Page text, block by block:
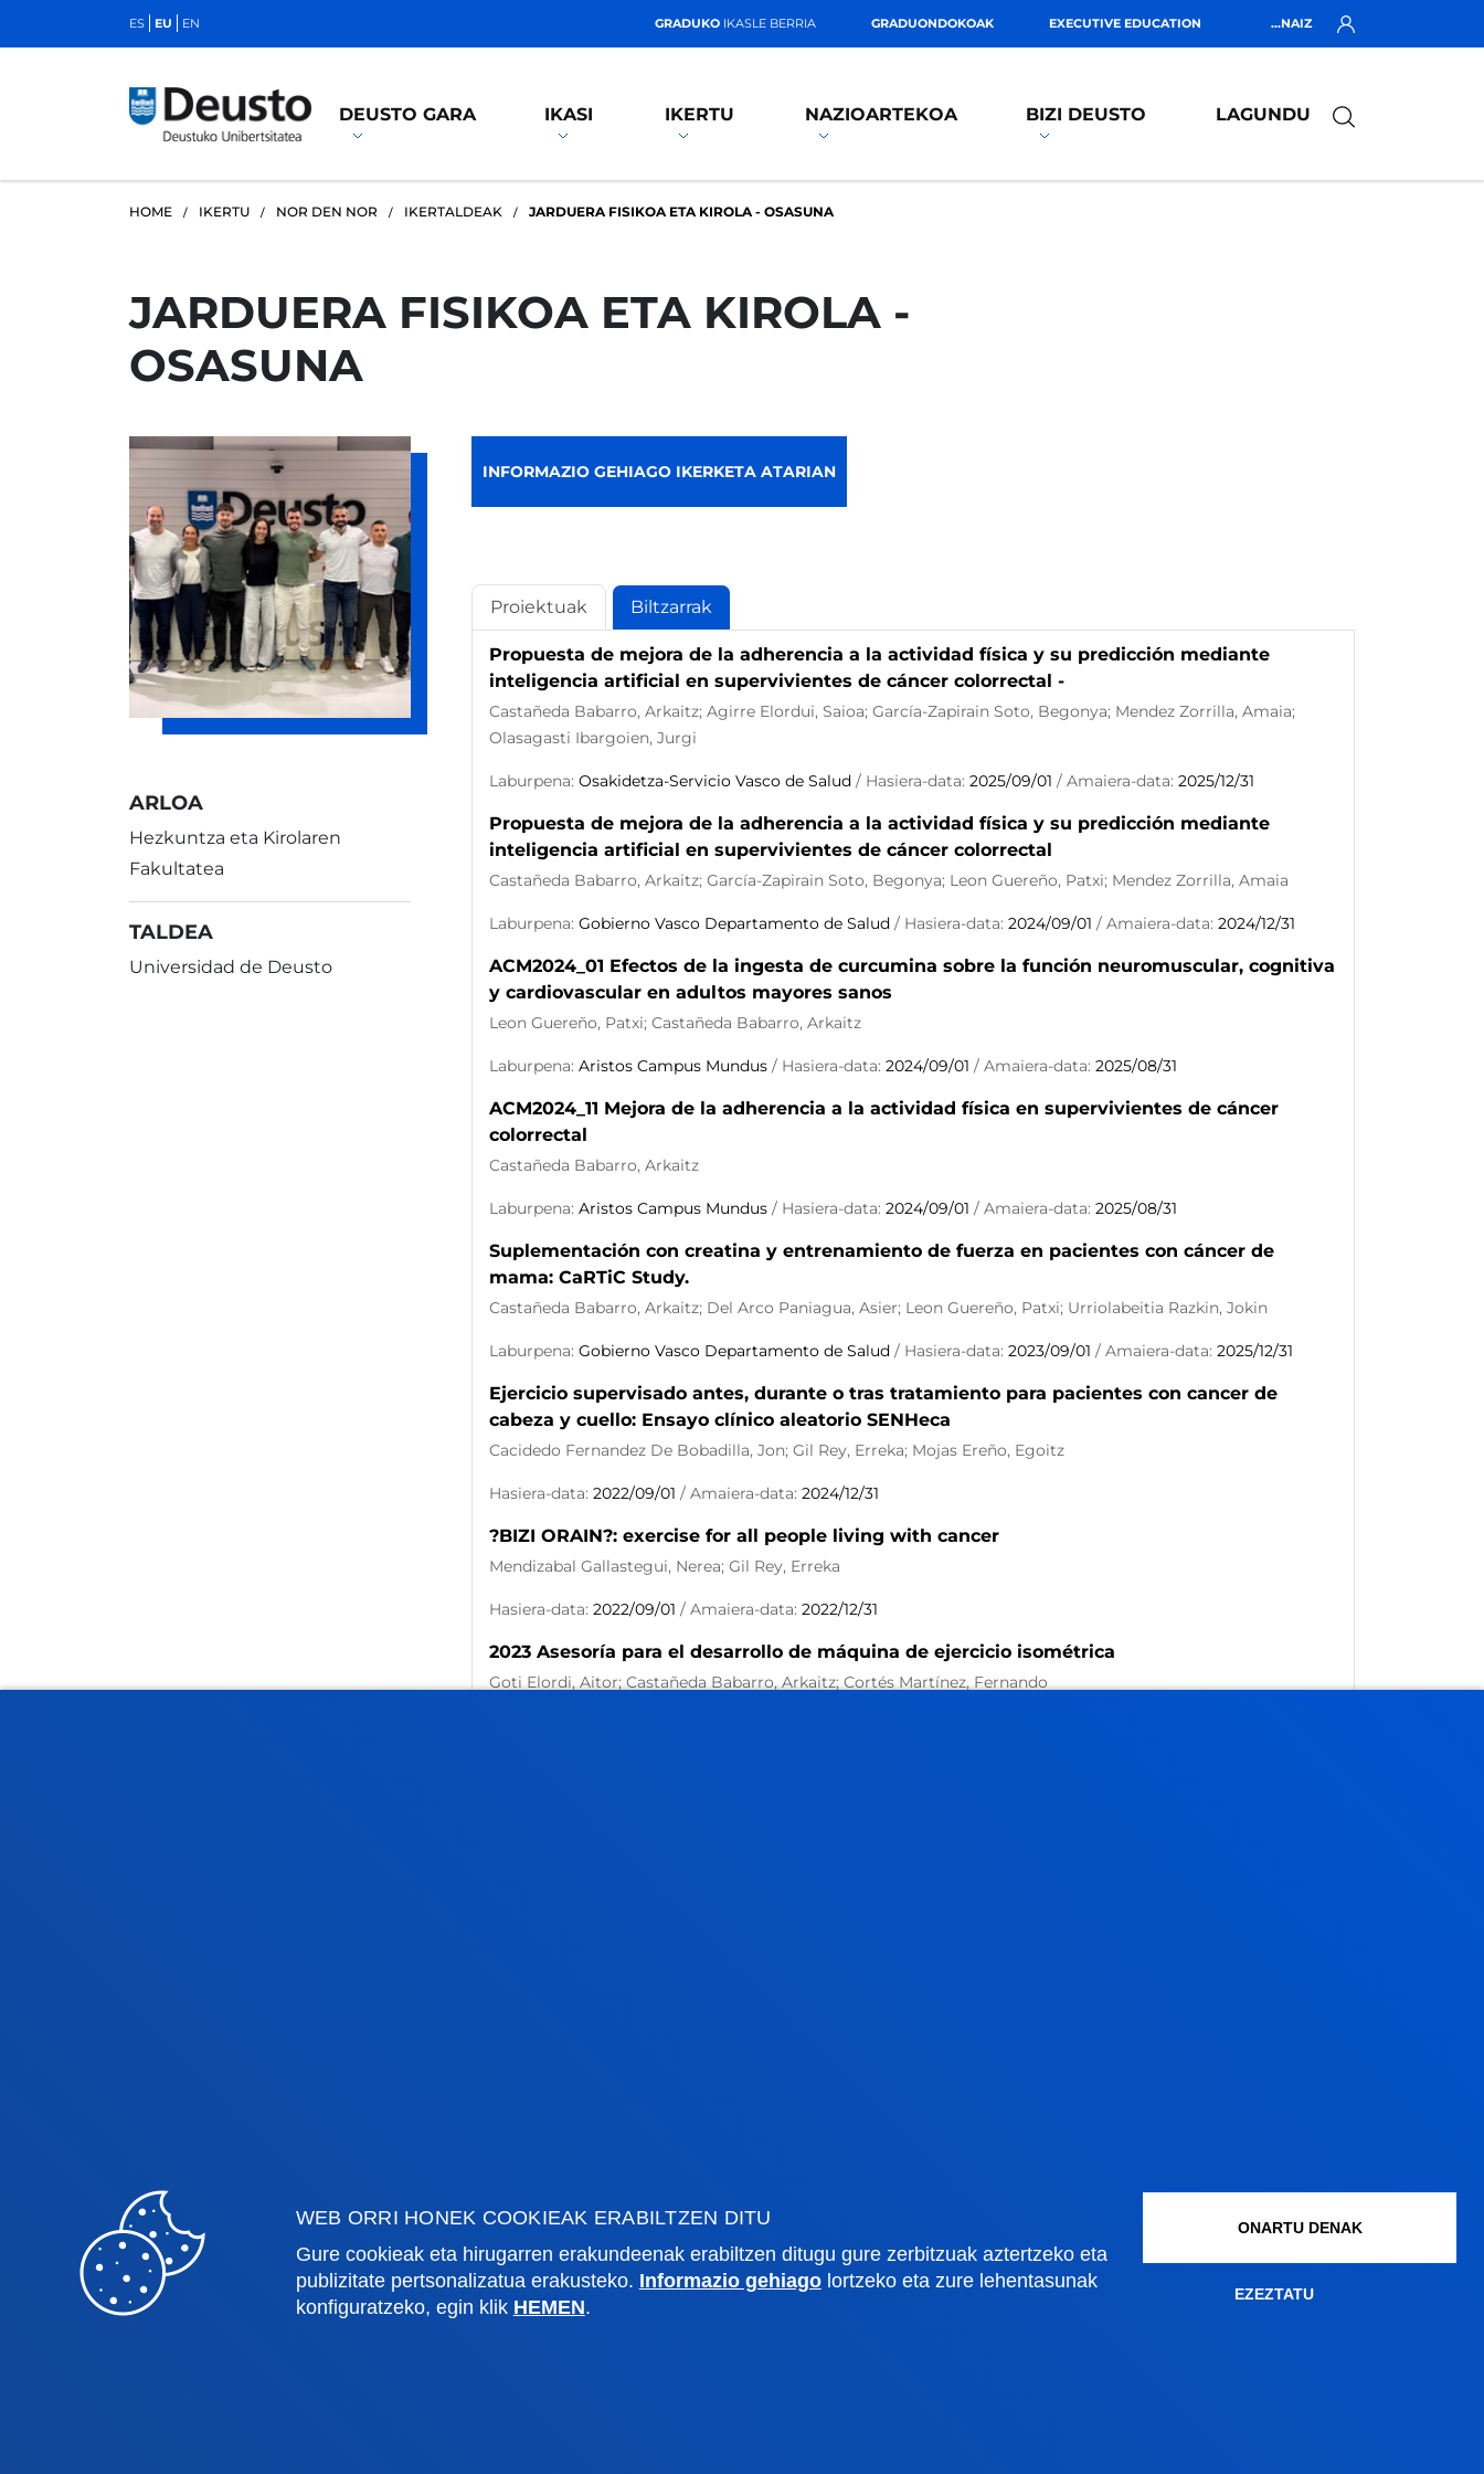
WEB ORRI HONEK COOKIEAK ERABILTZEN DITU
Gure cookieak eta hirugarren erakundeenak erabiltzen ditugu gure zerbitzuak aztertzeko eta
publizitate pertsonalizatua erakusteko. Informazio gehiagolortzeko eta zure lehentasunak
konfiguratzeko, egin klik HEMEN.
ONARTU DENAK
EZEZTATU
ES EU EN GRADUKO IKASLE BERRIA GRADUONDOKOAK EXECUTIVE EDUCATION ...NAIZ
DEUSTO GARA IKASI IKERTU NAZIOARTEKOA BIZI DEUSTO LAGUNDU
HOME IKERTU NOR DEN NOR IKERTALDEAK JARDUERA FISIKOA ETA KIROLA - OSASUNA
JARDUERA FISIKOA ETA KIROLA -
OSASUNA
ARLOA
Hezkuntza eta Kirolaren
Fakultatea
TALDEA
Universidad de Deusto
INFORMAZIO GEHIAGO IKERKETA ATARIAN
Proiektuak Biltzarrak
Propuesta de mejora de la adherencia a la actividad física y su predicción mediante
inteligencia artificial en supervivientes de cáncer colorrectal -
Castañeda Babarro, Arkaitz; Agirre Elordui, Saioa; García-Zapirain Soto, Begonya; Mendez Zorrilla, Amaia;
Olasagasti Ibargoien, Jurgi
Laburpena: Osakidetza-Servicio Vasco de Salud / Hasiera-data: 2025/09/01 / Amaiera-data: 2025/12/31
Propuesta de mejora de la adherencia a la actividad física y su predicción mediante
inteligencia artificial en supervivientes de cáncer colorrectal
Castañeda Babarro, Arkaitz; García-Zapirain Soto, Begonya; Leon Guereño, Patxi; Mendez Zorrilla, Amaia
Laburpena: Gobierno Vasco Departamento de Salud / Hasiera-data: 2024/09/01 / Amaiera-data: 2024/12/31
ACM2024_01 Efectos de la ingesta de curcumina sobre la función neuromuscular, cognitiva
y cardiovascular en adultos mayores sanos
Leon Guereño, Patxi; Castañeda Babarro, Arkaitz
Laburpena: Aristos Campus Mundus / Hasiera-data: 2024/09/01 / Amaiera-data: 2025/08/31
ACM2024_11 Mejora de la adherencia a la actividad física en supervivientes de cáncer
colorrectal
Castañeda Babarro, Arkaitz
Laburpena: Aristos Campus Mundus / Hasiera-data: 2024/09/01 / Amaiera-data: 2025/08/31
Suplementación con creatina y entrenamiento de fuerza en pacientes con cáncer de
mama: CaRTiC Study.
Castañeda Babarro, Arkaitz; Del Arco Paniagua, Asier; Leon Guereño, Patxi; Urriolabeitia Razkin, Jokin
Laburpena: Gobierno Vasco Departamento de Salud / Hasiera-data: 2023/09/01 / Amaiera-data: 2025/12/31
Ejercicio supervisado antes, durante o tras tratamiento para pacientes con cancer de
cabeza y cuello: Ensayo clínico aleatorio SENHeca
Cacidedo Fernandez De Bobadilla, Jon; Gil Rey, Erreka; Mojas Ereño, Egoitz
Hasiera-data: 2022/09/01 / Amaiera-data: 2024/12/31
?BIZI ORAIN?: exercise for all people living with cancer
Mendizabal Gallastegui, Nerea; Gil Rey, Erreka
Hasiera-data: 2022/09/01 / Amaiera-data: 2022/12/31
2023 Asesoría para el desarrollo de máquina de ejercicio isométrica
Goti Elordi, Aitor; Castañeda Babarro, Arkaitz; Cortés Martínez, Fernando
Zuzenbidea
Deusto Business School
Hezkuntza eta Kirola
Ingeniaritza
Deusto Campus
Deusto Alumni
Unibertsitateko artxiboa
Sare sozialak
Blogak
Baldintza ekonomikoak
Bekak eta laguntzak